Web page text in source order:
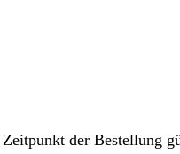
der Bestellung